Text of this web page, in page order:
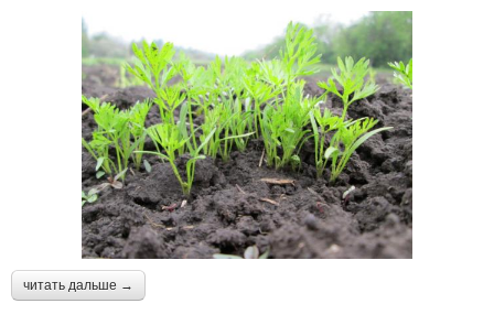
читать дальше →